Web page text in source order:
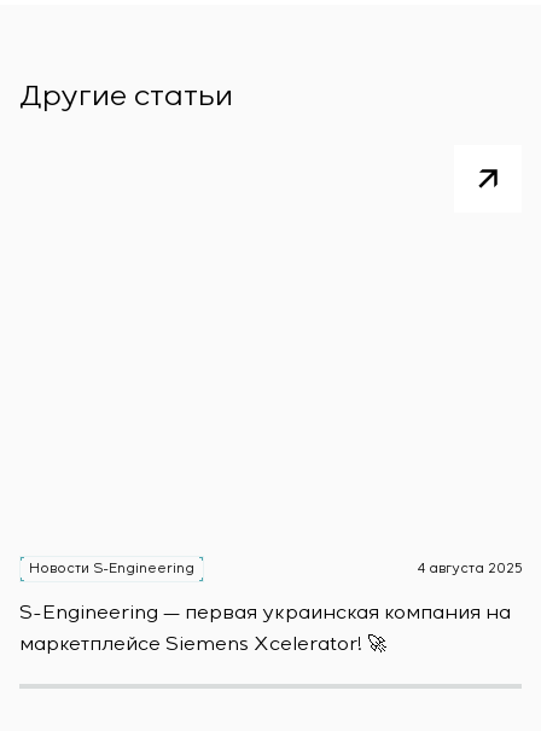
Другие статьи
Новости S-Engineering 4 августа 2025
S-Engineering — первая украинская компания на
маркетплейсе Siemens Xcelerator! 🚀